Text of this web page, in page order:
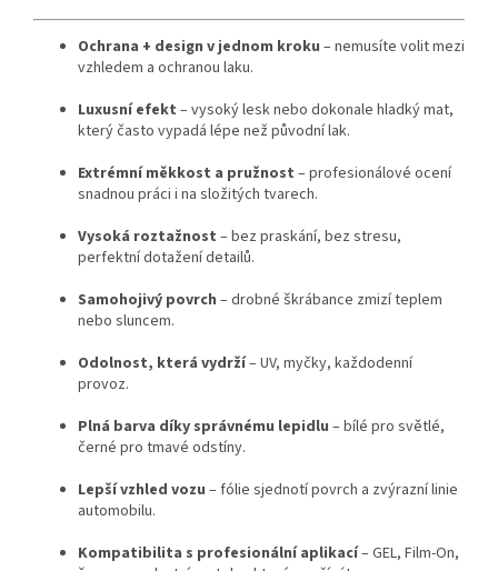
Ochrana + design v jednom kroku – nemusíte volit mezi
vzhledem a ochranou laku.
Luxusní efekt – vysoký lesk nebo dokonale hladký mat,
který často vypadá lépe než původní lak.
Extrémní měkkost a pružnost – profesionálové ocení
snadnou práci i na složitých tvarech.
Vysoká roztažnost – bez praskání, bez stresu,
perfektní dotažení detailů.
Samohojivý povrch – drobné škrábance zmizí teplem
nebo sluncem.
Odolnost, která vydrží– UV, myčky, každodenní
provoz.
Plná barva díky správnému lepidlu – bílé pro světlé,
černé pro tmavé odstíny.
Lepší vzhled vozu – fólie sjednotí povrch a zvýrazní linie
automobilu.
Kompatibilita s profesionální aplikací– GEL, Film-On,